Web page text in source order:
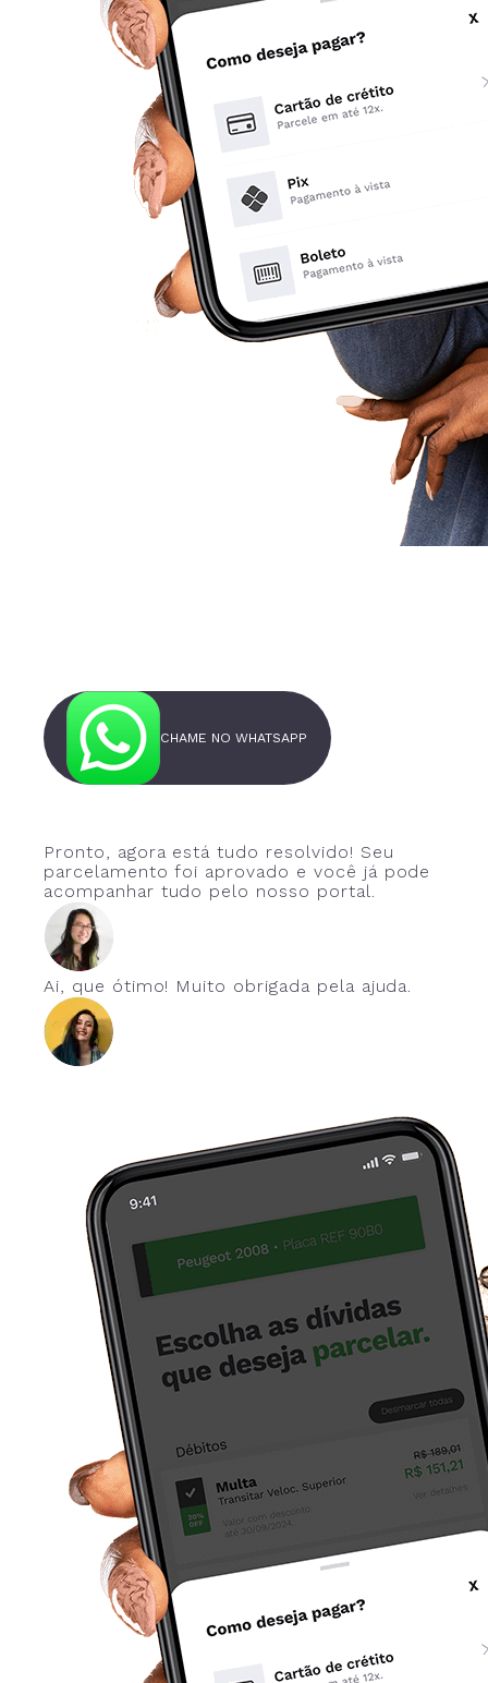
CHAME NO WHATSAPP
Pronto, agora está tudo resolvido! Seu
parcelamento foi aprovado e você já pode
acompanhar tudo pelo nosso portal.
Ai, que ótimo! Muito obrigada pela ajuda.